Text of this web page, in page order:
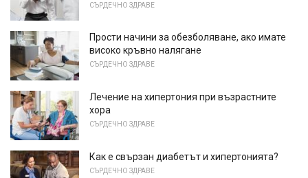
СЪРДЕЧНО ЗДРАВЕ
Прости начини за обезболяване, ако имате
високо кръвно налягане
СЪРДЕЧНО ЗДРАВЕ
Лечение на хипертония при възрастните
хора
СЪРДЕЧНО ЗДРАВЕ
Как е свързан диабетът и хипертонията?
СЪРДЕЧНО ЗДРАВЕ